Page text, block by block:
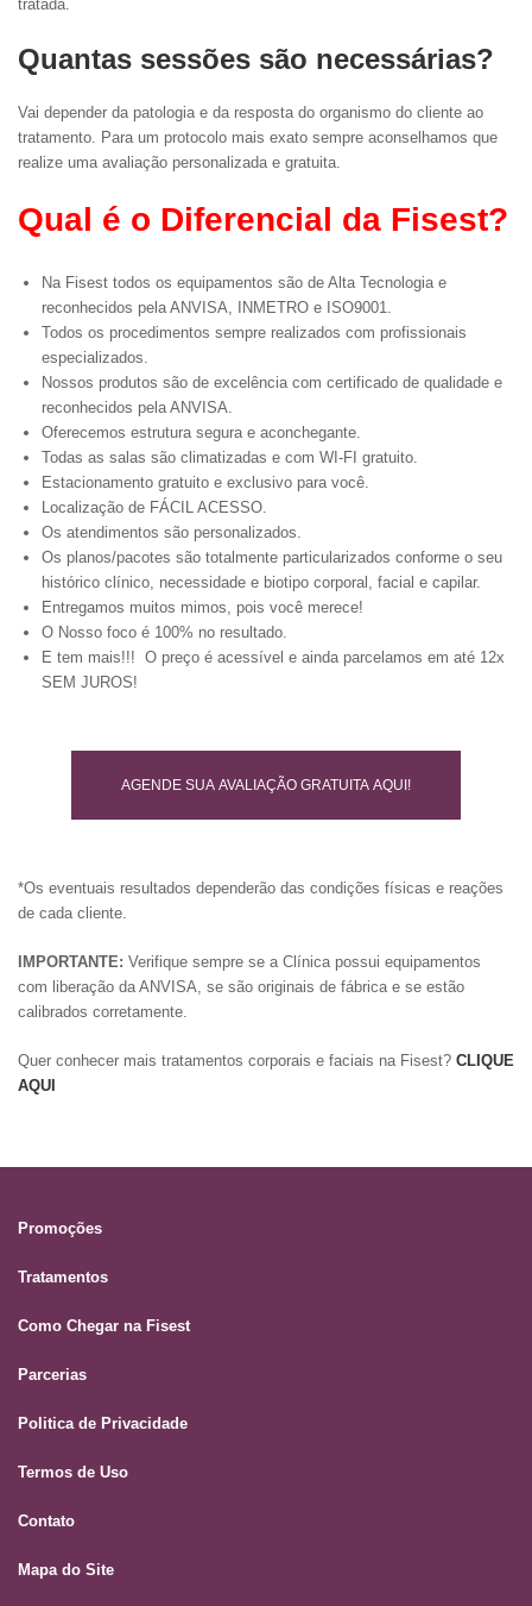
tratada.
Quantas sessões são necessárias?
Vai depender da patologia e da resposta do organismo do cliente ao
tratamento. Para um protocolo mais exato sempre aconselhamos que
realize uma avaliação personalizada e gratuita.
Qual é o Diferencial da Fisest?
Na Fisest todos os equipamentos são de Alta Tecnologia e
reconhecidos pela ANVISA, INMETRO e ISO9001.
Todos os procedimentos sempre realizados com profissionais
especializados.
Nossos produtos são de excelência com certificado de qualidade e
reconhecidos pela ANVISA.
Oferecemos estrutura segura e aconchegante.
Todas as salas são climatizadas e com WI-FI gratuito.
Estacionamento gratuito e exclusivo para você.
Localização de FÁCIL ACESSO.
Os atendimentos são personalizados.
Os planos/pacotes são totalmente particularizados conforme o seu
histórico clínico, necessidade e biotipo corporal, facial e capilar.
Entregamos muitos mimos, pois você merece!
O Nosso foco é 100% no resultado.
E tem mais!!! O preço é acessível e ainda parcelamos em até 12x
SEM JUROS!
AGENDE SUA AVALIAÇÃO GRATUITA AQUI!
*Os eventuais resultados dependerão das condições físicas e reações
de cada cliente.
IMPORTANTE: Verifique sempre se a Clínica possui equipamentos
com liberação da ANVISA, se são originais de fábrica e se estão
calibrados corretamente.
Quer conhecer mais tratamentos corporais e faciais na Fisest? CLIQUE
AQUI
Promoções
Tratamentos
Como Chegar na Fisest
Parcerias
Politica de Privacidade
Termos de Uso
Contato
Mapa do Site